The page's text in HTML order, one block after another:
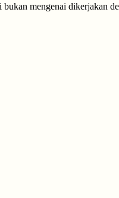
mengenai dikerjakan